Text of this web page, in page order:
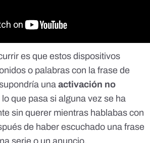
es que estos dispositivos
o palabras con la frase de
una activación no
lo que pasa si alguna vez se ha
sin querer mientras hablabas con
de haber escuchado una frase